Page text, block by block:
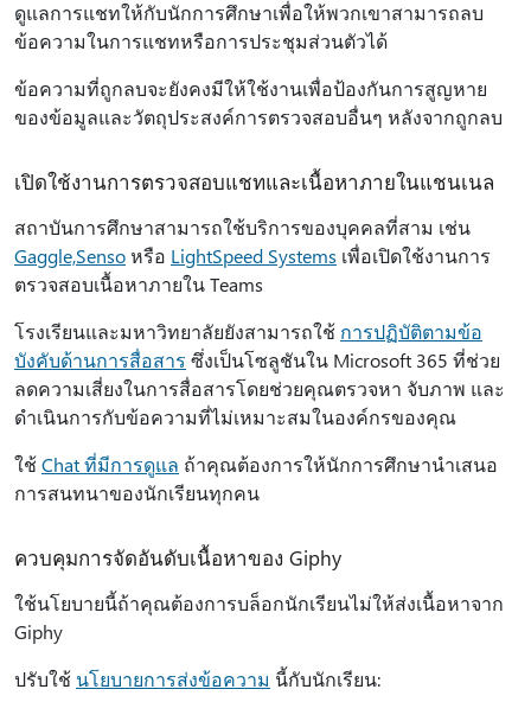
ดูแลการแชทให้กับนักการศึกษาเพื่อให้พวกเขาสามารถลบ
ข้อความในการแชทหรือการประชุมส่วนตัวได้
ข้อความที่ถูกลบจะยังคงมีให้ใช้งานเพื่อป้องกันการสูญหาย
ของข้อมูลและวัตถุประสงค์การตรวจสอบอื่นๆ หลังจากถูกลบ
เปิดใช้งานการตรวจสอบแชทและเนื้อหาภายในแชนเนล
สถาบันการศึกษาสามารถใช้บริการของบุคคลที่สาม เช่น
Gaggle,Sensoหรือ LightSpeed Systems เพื่อเปิดใช้งานการ
ตรวจสอบเนื้อหาภายใน Teams
โรงเรียนและมหาวิทยาลัยยังสามารถใช้ การปฏิบัติตามข้อ
บังคับด้านการสื่อสาร ซึ่งเป็นโซลูชันใน Microsoft 365 ที่ช่วย
ลดความเสี่ยงในการสื่อสารโดยช่วยคุณตรวจหา จับภาพ และ
ดําเนินการกับข้อความที่ไม่เหมาะสมในองค์กรของคุณ
ใช้Chat ที่มีการดูแล ถ้าคุณต้องการให้นักการศึกษานําเสนอ
การสนทนาของนักเรียนทุกคน
ควบคุมการจัดอันดับเนื้อหาของ Giphy
ใช้นโยบายนี้ถ้าคุณต้องการบล็อกนักเรียนไม่ให้ส่งเนื้อหาจาก
Giphy
ปรับใช้ นโยบายการส่งข้อความ นี้กับนักเรียน: